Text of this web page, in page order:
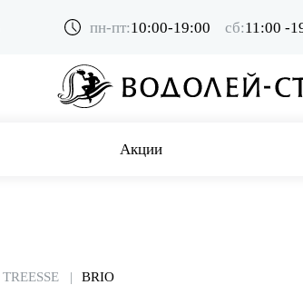
пн-пт:10:00-19:00 сб:11:00 -
Акции
TREESSE BRIO